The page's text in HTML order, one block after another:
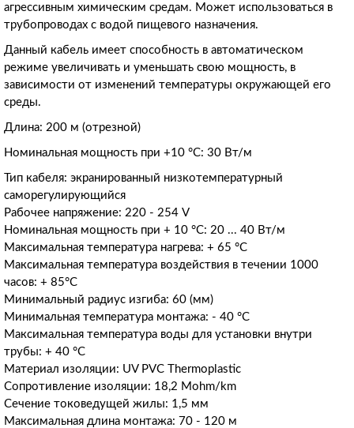
агрессивным химическим средам. Может использоваться в
трубопроводах с водой пищевого назначения.
Данный кабель имеет способность в автоматическом
режиме увеличивать и уменьшать свою мощность, в
зависимости от изменений температуры окружающей его
среды.
Длина: 200 м (отрезной)
Номинальная мощность при +10 °С: 30 Вт/м
Тип кабеля: экранированный низкотемпературный
саморегулирующийся
Рабочее напряжение: 220 - 254 V
Номинальная мощность при + 10 °С: 20 ... 40 Вт/м
Максимальная температура нагрева: + 65 °С
Максимальная температура воздействия в течении 1000
часов: + 85°С
Минимальный радиус изгиба: 60 (мм)
Минимальная температура монтажа: - 40 °C
Максимальная температура воды для установки внутри
трубы: + 40 °C
Материал изоляции: UV PVC Thermoplastic
Сопротивление изоляции: 18,2 Mohm/km
Сечение токоведущей жилы: 1,5 мм
Максимальная длина монтажа: 70 - 120 м